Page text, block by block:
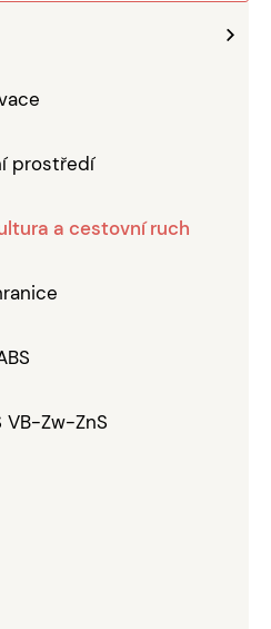
prostředí
a cestovní ruch
VB-Zw-ZnS